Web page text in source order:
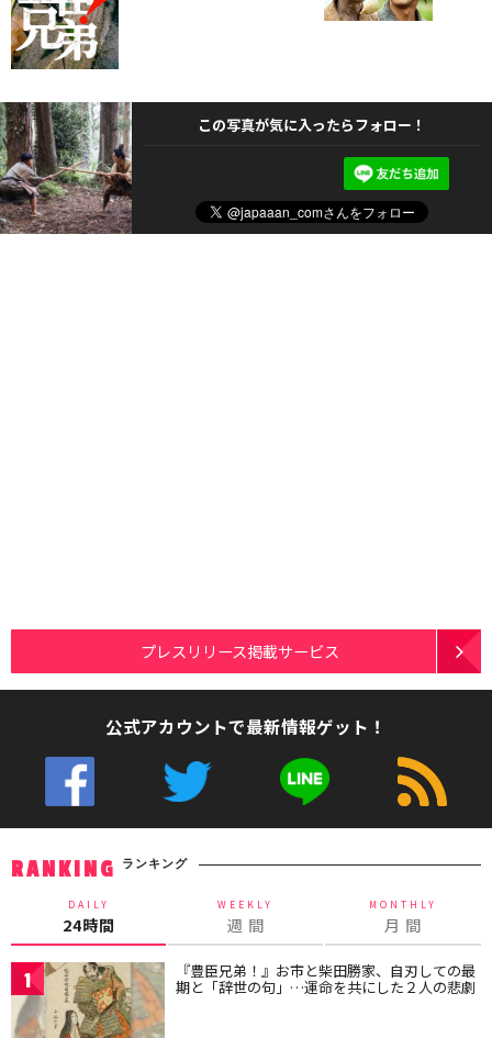
この写真が気に入ったらフォロー！
プレスリリース掲載サービス
公式アカウントで最新情報ゲット！
RANKING ランキング
DAILY
24時間
WEEKLY
週 間
MONTHLY
月 間
1 『豊臣兄弟！』お市と柴田勝家、自刃しての最
期と「辞世の句」…運命を共にした２人の悲劇